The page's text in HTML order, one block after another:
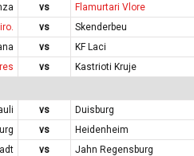
vs Flamurtari Vlore
vs Skenderbeu
vs KF Laci
vs Kastrioti Kruje
vs Duisburg
vs Heidenheim
vs Jahn Regensburg